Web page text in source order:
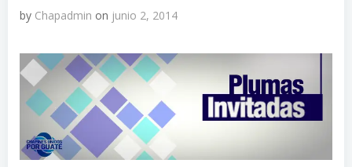
by Chapadmin on junio 2, 2014